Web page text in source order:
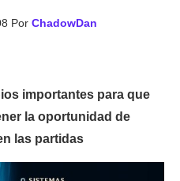
Por ChadowDan
importantes para que
la oportunidad de
las partidas